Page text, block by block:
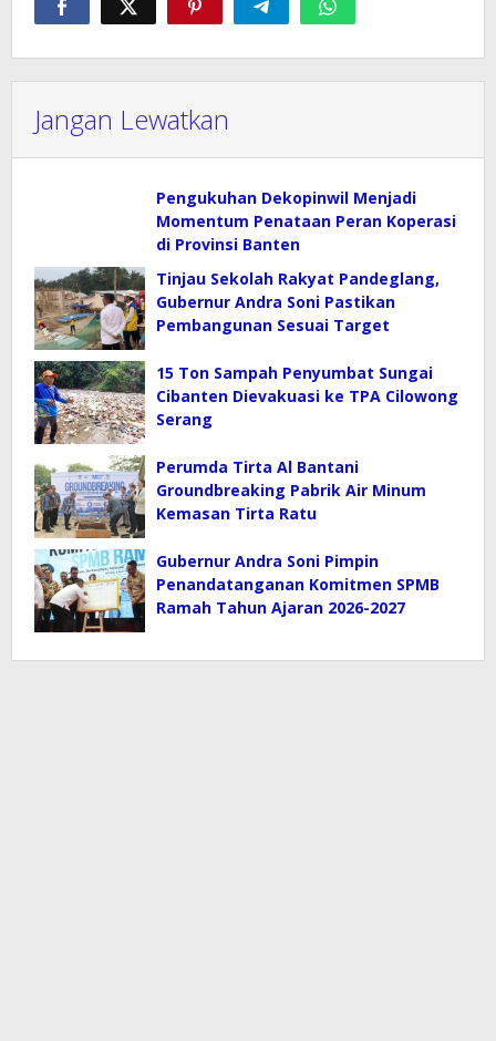
Jangan Lewatkan
Pengukuhan Dekopinwil Menjadi
Momentum Penataan Peran Koperasi
di Provinsi Banten
Tinjau Sekolah Rakyat Pandeglang,
Gubernur Andra Soni Pastikan
Pembangunan Sesuai Target
15 Ton Sampah Penyumbat Sungai
Cibanten Dievakuasi ke TPA Cilowong
Serang
Perumda Tirta Al Bantani
Groundbreaking Pabrik Air Minum
Kemasan Tirta Ratu
Gubernur Andra Soni Pimpin
Penandatanganan Komitmen SPMB
Ramah Tahun Ajaran 2026-2027